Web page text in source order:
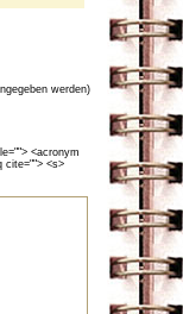
werden)
<acronym
cite=""> <s>